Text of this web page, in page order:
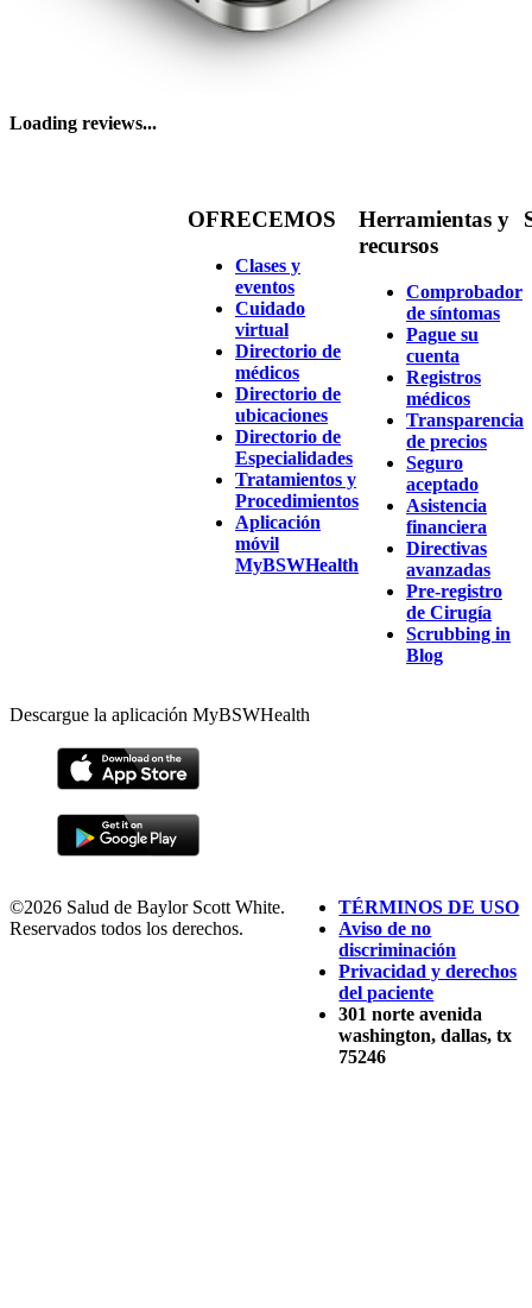
Loading reviews...
OFRECEMOS
Clases y
eventos
Cuidado
virtual
Directorio de
médicos
Directorio de
ubicaciones
Directorio de
Especialidades
Tratamientos y
Procedimientos
Aplicación
móvil
MyBSWHealth
Herramientas y
recursos
Comprobador
de síntomas
Pague su
cuenta
Registros
médicos
Transparencia
de precios
Seguro
aceptado
Asistencia
financiera
Directivas
avanzadas
Pre-registro
de Cirugía
Scrubbing in
Blog
Descargue la aplicación MyBSWHealth
©2026 Salud de Baylor Scott White.
Reservados todos los derechos.
TÉRMINOS DE USO
Aviso de no
discriminación
Privacidad y derechos
del paciente
301 norte avenida
washington, dallas, tx
75246